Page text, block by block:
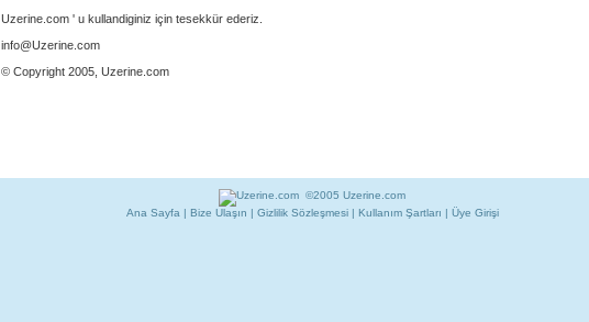
Uzerine.com ' u kullandiginiz için tesekkür ederiz.
info@Uzerine.com
© Copyright 2005, Uzerine.com
©2005 Uzerine.com
Ana Sayfa | Bize Ulaşın | Gizlilik Sözleşmesi| Kullanım Şartları | Üye Girişi